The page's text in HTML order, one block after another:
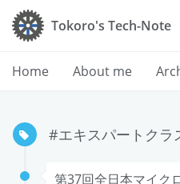
Tokoro's Tech-Note
Home About me
#エキスパートクラ
第37回全日本マイク